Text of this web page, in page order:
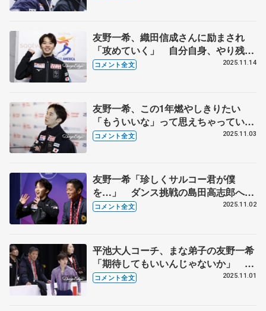
友野一希、織田信成さんに励まされ
「攻めていく」 自分自身、やり残し
たことを目指していく気持ち 【GP
コメント全文 2025.11.14
友野一希、この1年燃やしきりたい
「もういいな」って思えちゃっていい
かな【GPスケートカナダ男子フリ
コメント全文 2025.11.03
友野一希「珍しくサルコー君が僕
を…」 ダンス挑戦の島田高志郎へメ
ッセージも【GPスケートカナダ男子
コメント全文 2025.11.02
平池大人コーチ、まな弟子の友野一希
「期待してもいいんじゃないか」 心
技体が全て安定、現地入り後の初練習
コメント全文 2025.11.01